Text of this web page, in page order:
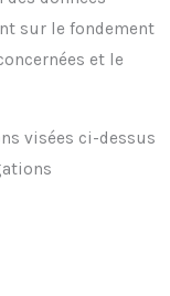
sur le fondement
et le
visées ci-dessus